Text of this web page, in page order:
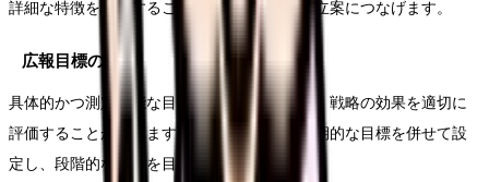
詳細な特徴を設定することで、効果的な施策立案につなげます。
広報目標の設定
具体的かつ測定可能な目標を設定することで、戦略の効果を適切に
評価することができます。短期的な目標と長期的な目標を併せて設
定し、段階的な改善を目指します。